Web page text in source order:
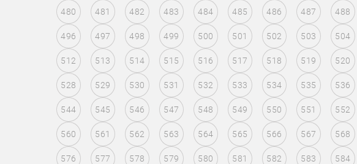
480 481 482 483 484 485 486 487 488
496 497 498 499 500 501 502 503 504
512 513 514 515 516 517 518 519 520
528 529 530 531 532 533 534 535 536
544 545 546 547 548 549 550 551 552
560 561 562 563 564 565 566 567 568
576 577 578 579 580 581 582 583 584